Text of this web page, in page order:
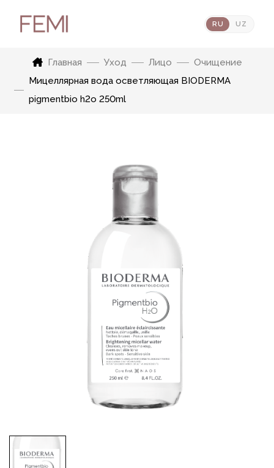
RU UZ
Главная Уход Лицо
Очищение
Мицеллярная вода осветляющая BIODERMA
pigmentbio h2o 250ml